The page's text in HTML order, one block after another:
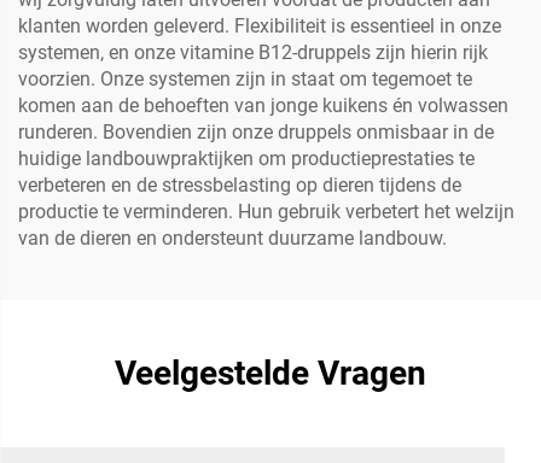
klanten worden geleverd. Flexibiliteit is essentieel in onze
systemen, en onze vitamine B12-druppels zijn hierin rijk
voorzien. Onze systemen zijn in staat om tegemoet te
komen aan de behoeften van jonge kuikens én volwassen
runderen. Bovendien zijn onze druppels onmisbaar in de
huidige landbouwpraktijken om productieprestaties te
verbeteren en de stressbelasting op dieren tijdens de
productie te verminderen. Hun gebruik verbetert het welzijn
van de dieren en ondersteunt duurzame landbouw.
Veelgestelde Vragen